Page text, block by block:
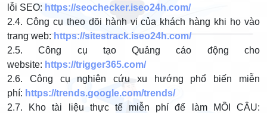
lỗi SEO: https://seochecker.iseo24h.com/
2.4. Công cụ theo dõi hành vi của khách hàng khi họ vào
trang web: https://sitestrack.iseo24h.com/
2.5. Công cụ tạo Quảng cáo động cho
website: https://trigger365.com/
2.6. Công cụ nghiên cứu xu hướng phổ biến miễn
phí: https://trends.google.com/trends/
2.7. Kho tài liệu thực tế miễn phí để làm MỒI CÂU: